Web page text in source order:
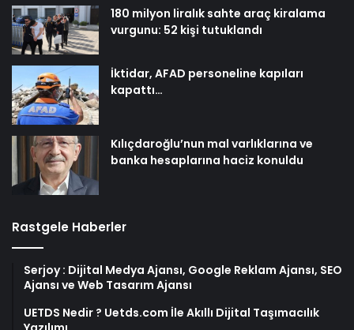
180 milyon liralık sahte araç kiralama
vurgunu: 52 kişi tutuklandı
İktidar, AFAD personeline kapıları
kapattı…
Kılıçdaroğlu’nun mal varlıklarına ve
banka hesaplarına haciz konuldu
Rastgele Haberler
Serjoy : Dijital Medya Ajansı, Google Reklam Ajansı, SEO
Ajansı ve Web Tasarım Ajansı
UETDS Nedir ? Uetds.com İle Akıllı Dijital Taşımacılık